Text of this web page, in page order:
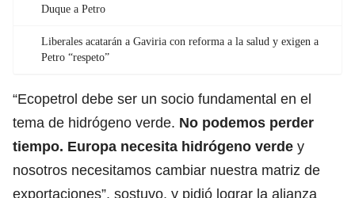
Duque a Petro
Liberales acatarán a Gaviria con reforma a la salud y exigen a
Petro “respeto”
“Ecopetrol debe ser un socio fundamental en el
tema de hidrógeno verde. No podemos perder
tiempo. Europa necesita hidrógeno verde y
nosotros necesitamos cambiar nuestra matriz de
exportaciones”, sostuvo, y pidió lograr la alianza